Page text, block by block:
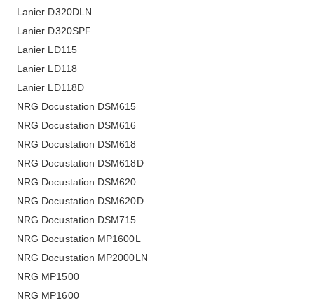
Lanier D320DLN
Lanier D320SPF
Lanier LD115
Lanier LD118
Lanier LD118D
NRG Docustation DSM615
NRG Docustation DSM616
NRG Docustation DSM618
NRG Docustation DSM618D
NRG Docustation DSM620
NRG Docustation DSM620D
NRG Docustation DSM715
NRG Docustation MP1600L
NRG Docustation MP2000LN
NRG MP1500
NRG MP1600